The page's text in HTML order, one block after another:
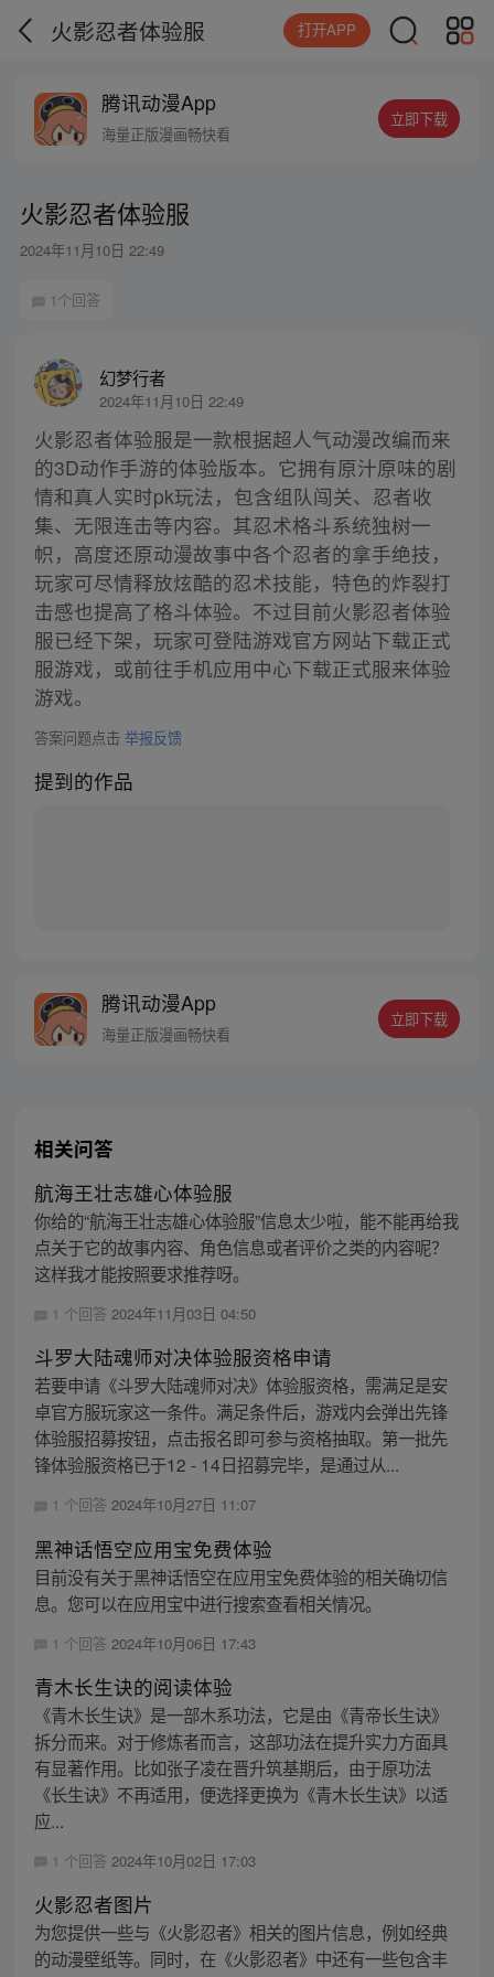
火影忍者体验服 打开APP
腾讯动漫App
海量正版漫画畅快看
立即下载
火影忍者体验服
2024年11月10日 22:49
1个回答
幻梦行者
2024年11月10日 22:49
火影忍者体验服是一款根据超人气动漫改编而来
的3D动作手游的体验版本。它拥有原汁原味的剧
情和真人实时pk玩法，包含组队闯关、忍者收
集、无限连击等内容。其忍术格斗系统独树一
帜，高度还原动漫故事中各个忍者的拿手绝技，
玩家可尽情释放炫酷的忍术技能，特色的炸裂打
击感也提高了格斗体验。不过目前火影忍者体验
服已经下架，玩家可登陆游戏官方网站下载正式
服游戏，或前往手机应用中心下载正式服来体验
游戏。
答案问题点击 举报反馈
提到的作品
腾讯动漫App
海量正版漫画畅快看
立即下载
相关问答
航海王壮志雄心体验服
你给的“航海王壮志雄心体验服”信息太少啦，能不能再给我
点关于它的故事内容、角色信息或者评价之类的内容呢？
这样我才能按照要求推荐呀。
1 个回答 2024年11月03日 04:50
斗罗大陆魂师对决体验服资格申请
若要申请《斗罗大陆魂师对决》体验服资格，需满足是安
卓官方服玩家这一条件。满足条件后，游戏内会弹出先锋
体验服招募按钮，点击报名即可参与资格抽取。第一批先
锋体验服资格已于12 - 14日招募完毕，是通过从...
1 个回答 2024年10月27日 11:07
黑神话悟空应用宝免费体验
目前没有关于黑神话悟空在应用宝免费体验的相关确切信
息。您可以在应用宝中进行搜索查看相关情况。
1 个回答 2024年10月06日 17:43
青木长生诀的阅读体验
《青木长生诀》是一部木系功法，它是由《青帝长生诀》
拆分而来。对于修炼者而言，这部功法在提升实力方面具
有显著作用。比如张子凌在晋升筑基期后，由于原功法
《长生诀》不再适用，便选择更换为《青木长生诀》以适
应...
1 个回答 2024年10月02日 17:03
火影忍者图片
为您提供一些与《火影忍者》相关的图片信息，例如经典
的动漫壁纸等。同时，在《火影忍者》中还有一些包含丰